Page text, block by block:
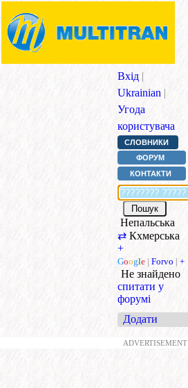
Вхід |
Ukrainian |
Угода
користувача
СЛОВНИКИ
ФОРУМ
КОНТАКТИ
Непальська
⇄ Кхмерська
+
Google | Forvo | +
Не знайдено
спитати у
форумі
Додати
ADVERTISEMENT